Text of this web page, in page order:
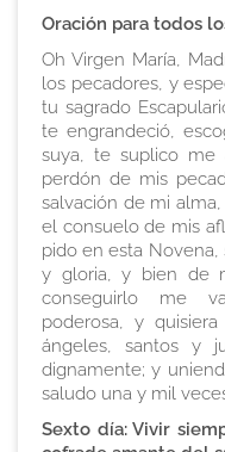
Oración para todos
Oh Virgen María,
los pecadores, y
tu sagrado
te engrandeció,
suya, te suplico me
perdón de mis
salvación de mi
el consuelo de mis
pido en esta
y gloria, y bien de
conseguirlo me
poderosa, y
ángeles, santos y
dignamente; y
saludo una y mil
Sexto día: Vivir